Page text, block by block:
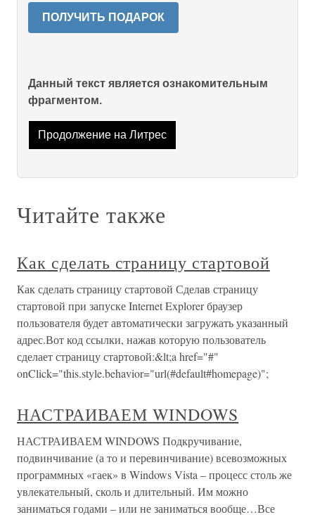
ПОЛУЧИТЬ ПОДАРОК
Данный текст является ознакомительным
фрагментом.
Продолжение на Литрес
Читайте также
Как сделать страницу стартовой
Как сделать страницу стартовой Сделав страницу
стартовой при запуске Internet Explorer браузер
пользователя будет автоматически загружать указанный
адрес.Вот код ссылки, нажав которую пользователь
сделает страницу стартовой:&lt;a href="#"
onClick="this.style.behavior="url(#default#homepage)";
НАСТРАИВАЕМ WINDOWS
НАСТРАИВАЕМ WINDOWS Подкручивание,
подвинчивание (а то и перевинчивание) всевозможных
программных «гаек» в Windows Vista – процесс столь же
увлекательный, сколь и длительный. Им можно
заниматься годами – или не заниматься вообще…Все